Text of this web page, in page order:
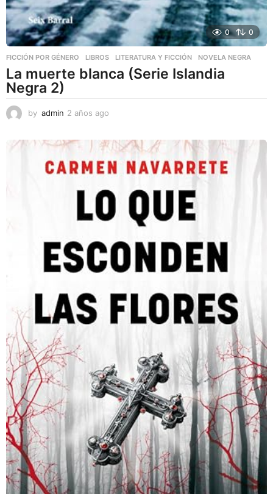
0 0
FICCIÓN POR GÉNERO ,LIBROS ,LITERATURA Y FICCIÓN NOVELA NEGRA
La muerte blanca (Serie Islandia
Negra 2)
by admin 2 años ago
o
s
a
o